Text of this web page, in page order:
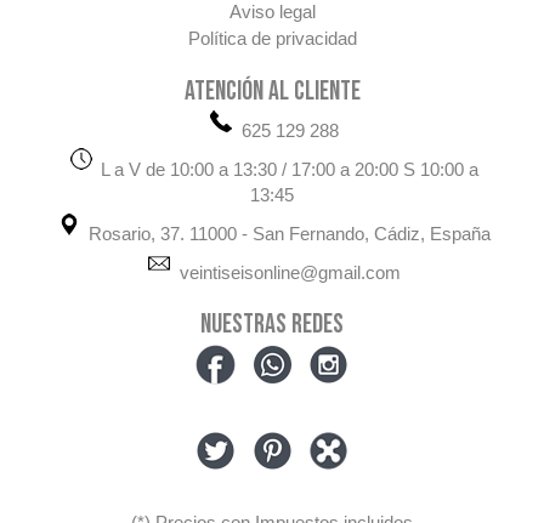
Aviso legal
Política de privacidad
ATENCIÓN AL CLIENTE
625 129 288
L a V de 10:00 a 13:30 / 17:00 a 20:00 S 10:00 a
13:45
Rosario, 37. 11000 - San Fernando, Cádiz, España
veintiseisonline@gmail.com
NUESTRAS REDES